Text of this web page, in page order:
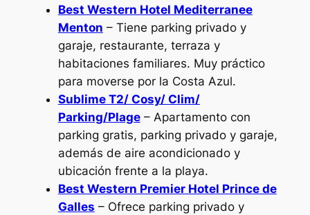
Best Western Hotel Mediterranee
Menton – Tiene parking privado y
garaje, restaurante, terraza y
habitaciones familiares. Muy práctico
para moverse por la Costa Azul.
Sublime T2/ Cosy/ Clim/
Parking/Plage– Apartamento con
parking gratis, parking privado y garaje,
además de aire acondicionado y
ubicación frente a la playa.
Best Western Premier Hotel Prince de
Galles – Ofrece parking privado y